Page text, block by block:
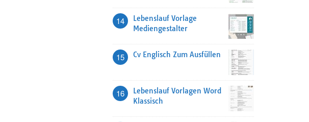
14
Lebenslauf Vorlage
Mediengestalter
15 Cv Englisch Zum Ausfüllen
16
Lebenslauf Vorlagen Word
Klassisch